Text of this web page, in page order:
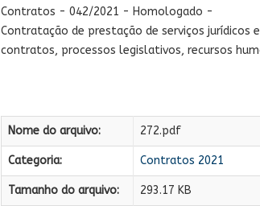
Contratos - 042/2021 - Homologado -
Contratação de prestação de serviços jurídicos
contratos, processos legislativos, recursos
Nome do arquivo: 272.pdf
Categoria: Contratos 2021
Tamanho do arquivo: 293.17 KB